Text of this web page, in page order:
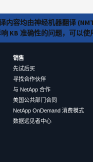
容均由神经机器翻译
KB 准确性的问题，可以使
销售
先试后买
寻找合作伙伴
与 NetApp 合作
美国公共部门合同
NetApp OnDemand 消费模式
数据远见者中心